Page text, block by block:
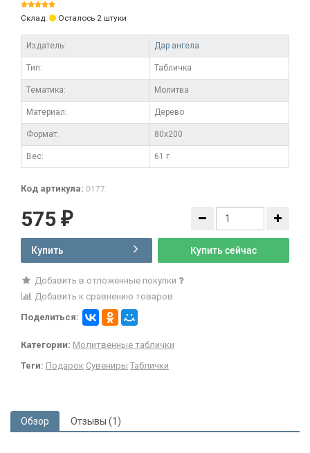
Склад: Осталось 2 штуки
Издатель: Дар ангела
Тип: Табличка
Тематика: Молитва
Материал: Дерево
Формат: 80x200
Вес: 61 г
Код артикула: 0177
575 ₽
Купить Купить сейчас
Добавить в отложенные покупки
Добавить к сравнению товаров
Поделиться:
Категории: Молитвенные таблички
Теги: Подарок Сувениры Таблички
Обзор Отзывы (1)